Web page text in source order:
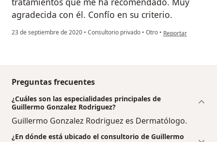
agradecida con él. Confío en su criterio.
23 de septiembre de 2020 • Consultorio privado • Otro • en opinión del
Reportar
Preguntas frecuentes
¿Cuáles son las especialidades principales de
Guillermo Gonzalez Rodriguez?
Guillermo Gonzalez Rodriguez es Dermatólogo.
¿En dónde está ubicado el consultorio de Guillermo